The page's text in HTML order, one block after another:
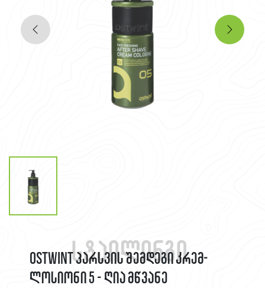
სტაილინგი
OSTWINT პარსვის შემდეგი კრემ-
ლოსიონი 5 - ღია მწვანე